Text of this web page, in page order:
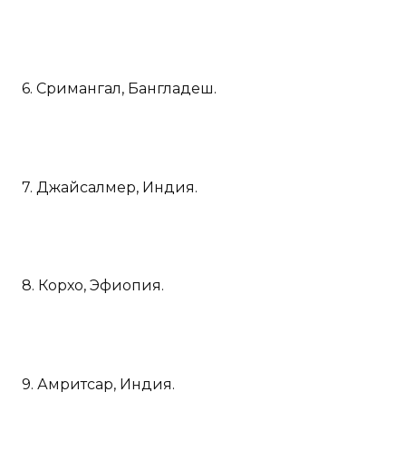
6. Сримангал, Бангладеш.
7. Джайсалмер, Индия.
8. Корхо, Эфиопия.
9. Амритсар, Индия.